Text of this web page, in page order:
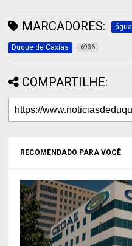
MARCADORES: água
Duque de Caxias 6936
COMPARTILHE:
RECOMENDADO PARA VOCÊ